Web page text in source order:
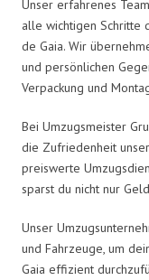
Unser erfahrenes
alle wichtigen Schritte
de Gaia. Wir
und persönlichen
Verpackung und
Bei Umzugsmeister
die Zufriedenheit
preiswerte
sparst du nicht nur
Unser
und Fahrzeuge, um
Gaia effizient